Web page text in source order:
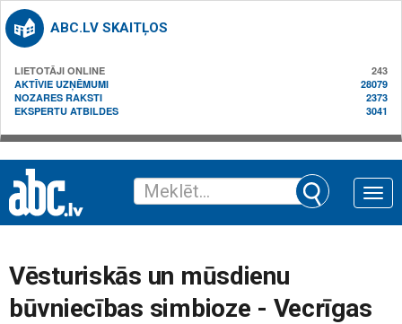
ABC.LV SKAITĻOS
LIETOTĀJI ONLINE
243
AKTĪVIE UZŅĒMUMI
28079
NOZARES RAKSTI
2373
EKSPERTU ATBILDES
3041
Toggle
Vēsturiskās un mūsdienu
būvniecības simbioze - Vecrīgas